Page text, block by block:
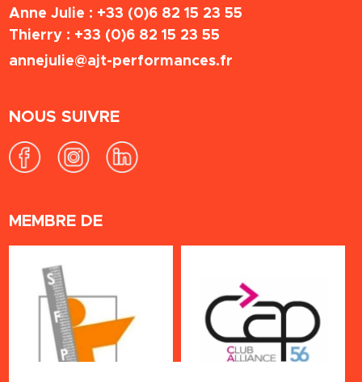
Anne Julie : +33 (0)6 82 15 23 55
Thierry : +33 (0)6 82 15 23 55
annejulie@ajt-performances.fr
NOUS SUIVRE
MEMBRE DE